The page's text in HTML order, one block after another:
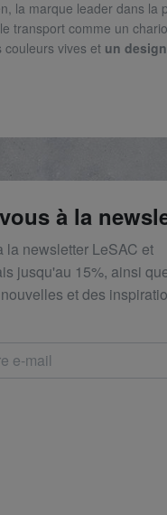
la marque leader dans la
transport comme un
couleurs vives et un
à la
la newsletter LeSAC et
jusqu'au 15%, ainsi
et des